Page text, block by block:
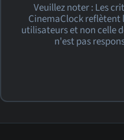
Veuillez noter : Les
CinemaClock
utilisateurs et non celle
n'est pas